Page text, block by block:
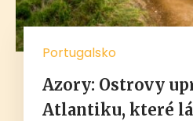
Portugalsko
Azory: Ostrovy
Atlantiku, které